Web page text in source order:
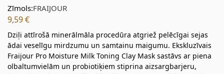
Zīmols:FRAIJOUR
9,59€
Dziļi attīrošā minerālmāla procedūra atgriež pelēcīgai sejas
ādai veselīgu mirdzumu un samtainu maigumu. Ekskluzīvais
Fraijour Pro Moisture Milk Toning Clay Mask sastāvs ar piena
olbaltumvielām un probiotiķiem stiprina aizsargbarjeru,